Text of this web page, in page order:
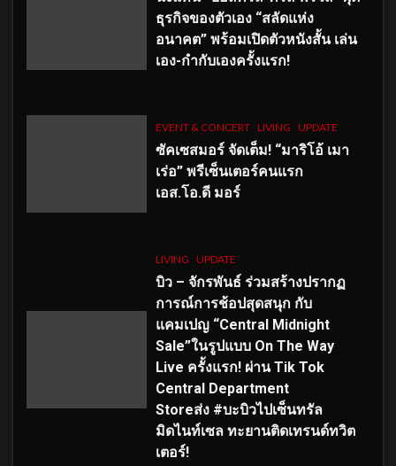
ธุรกิจของตัวเอง “สลัดแห่ง
อนาคต” พร้อมเปิดตัวหนังสั้น เล่น
เอง-กำกับเองครั้งแรก!
EVENT & CONCERT LIVING UPDATE
ซัคเซสมอร์ จัดเต็ม! “มาริโอ้ เมา
เร่อ” พรีเซ็นเตอร์คนแรก
เอส.โอ.ดี มอร์
LIVING UPDATE
บิว – จักรพันธ์ ร่วมสร้างปรากฏ
การณ์การช้อปสุดสนุก กับ
แคมเปญ “Central Midnight
Sale”ในรูปแบบ On The Way
Live ครั้งแรก! ผ่าน Tik Tok
Central Department
Storeส่ง #บะบิวไปเซ็นทรัล
มิดไนท์เซล ทะยานติดเทรนด์ทวิต
เตอร์!